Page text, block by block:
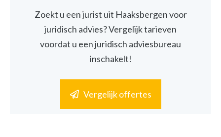
Zoekt u een jurist uit Haaksbergen voor
juridisch advies? Vergelijk tarieven
voordat u een juridisch adviesbureau
inschakelt!
Vergelijk offertes